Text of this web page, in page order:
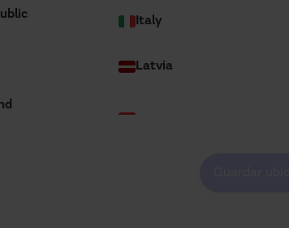
Italy
Latvia
mediados de 2022, Marc Carci Guilera es el
dedicada al diseño, fabricación,
industrial. Su objetivo es incorporar la
uno de los proyectos y estrategias de Manusa,
a Manusa es relativamente reciente,
Manusa desde hace muchos años y había